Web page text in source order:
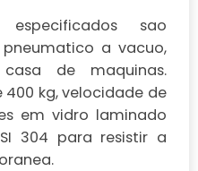
sao
a vacuo,
de maquinas.
400 kg, velocidade de
em vidro laminado
304 para resistir a